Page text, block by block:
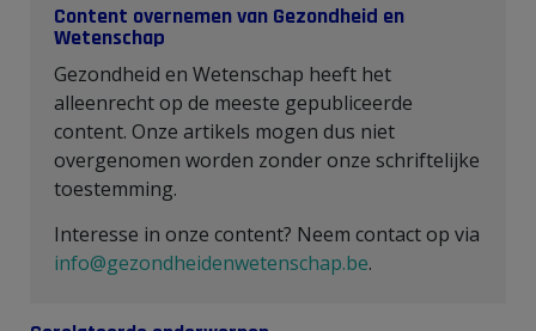
Content overnemen van Gezondheid en
Wetenschap
Gezondheid en Wetenschap heeft het
alleenrecht op de meeste gepubliceerde
content. Onze artikels mogen dus niet
overgenomen worden zonder onze schriftelijke
toestemming.
Interesse in onze content? Neem contact op via
info@gezondheidenwetenschap.be.